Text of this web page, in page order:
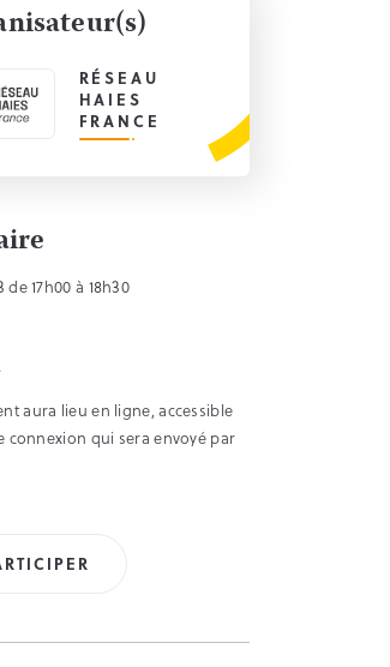
RÉSEAU
HAIES
FRANCE
de 17h00 à 18h30
aura lieu en ligne, accessible
connexion qui sera envoyé par